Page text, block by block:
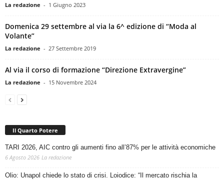
La redazione - 1 Giugno 2023
Domenica 29 settembre al via la 6^ edizione di “Moda al
Volante”
La redazione - 27 Settembre 2019
Al via il corso di formazione “Direzione Extravergine”
La redazione - 15 Novembre 2024
Il Quarto Potere
TARI 2026, AIC contro gli aumenti fino all’87% per le attività economiche
6 Agosto 2026 La redazione
Olio: Unapol chiede lo stato di crisi. Loiodice: “Il mercato rischia la